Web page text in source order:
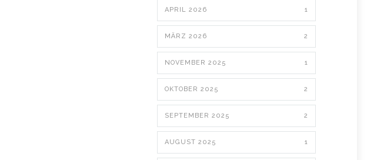
APRIL 2026 1
MÄRZ 2026 2
NOVEMBER 2025 1
OKTOBER 2025 2
SEPTEMBER 2025 2
AUGUST 2025 1